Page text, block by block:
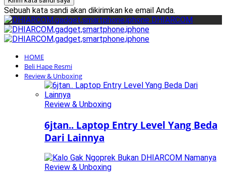
Sebuah kata sandi akan dikirimkan ke email Anda.
DHIARCOM
HOME
Beli Hape Resmi
Review & Unboxing
Review & Unboxing
6jtan.. Laptop Entry Level Yang Beda
Dari Lainnya
Review & Unboxing